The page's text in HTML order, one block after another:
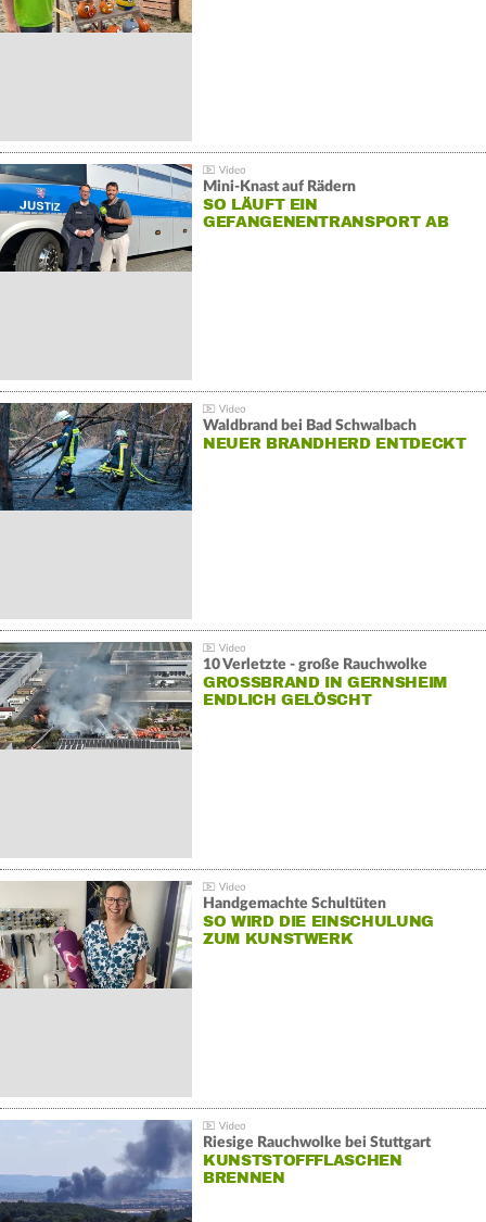
Mini-Knast auf Rädern
SO LÄUFT EIN
GEFANGENENTRANSPORT AB
Waldbrand bei Bad Schwalbach
NEUER BRANDHERD ENTDECKT
10 Verletzte - große Rauchwolke
GROSSBRAND IN GERNSHEIM E
NDLICH GELÖSCHT
Handgemachte Schultüten
SO WIRD DIE EINSCHULUNG
ZUM KUNSTWERK
Riesige Rauchwolke bei Stuttgart
KUNSTSTOFFFLASCHEN
BRENNEN